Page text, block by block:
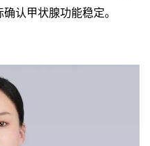
认甲状腺功能稳定。